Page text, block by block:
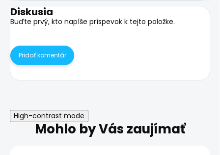
Diskusia
Buďte prvý, kto napíše príspevok k tejto položke.
Pridať komentár
High-contrast mode
Mohlo by Vás zaujímať